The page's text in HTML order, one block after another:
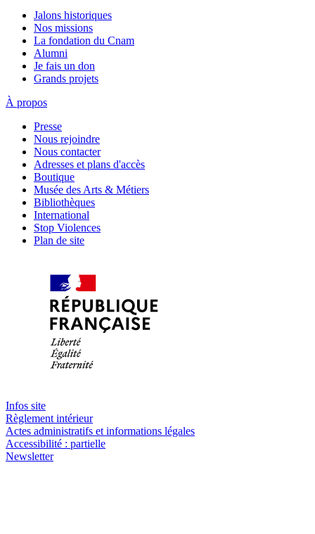
Jalons historiques
Nos missions
La fondation du Cnam
Alumni
Je fais un don
Grands projets
À propos
Presse
Nous rejoindre
Nous contacter
Adresses et plans d'accès
Boutique
Musée des Arts & Métiers
Bibliothèques
International
Stop Violences
Plan de site
Infos site
Règlement intérieur
Actes administratifs et informations légales
Accessibilité : partielle
Newsletter